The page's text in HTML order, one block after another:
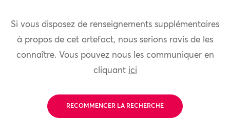
Si vous disposez de renseignements supplémentaires
à propos de cet artefact, nous serions ravis de les
connaître. Vous pouvez nous les communiquer en
cliquant ici
RECOMMENCER LA RECHERCHE